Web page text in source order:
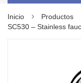
Inicio Productos
SC530 – Stainless